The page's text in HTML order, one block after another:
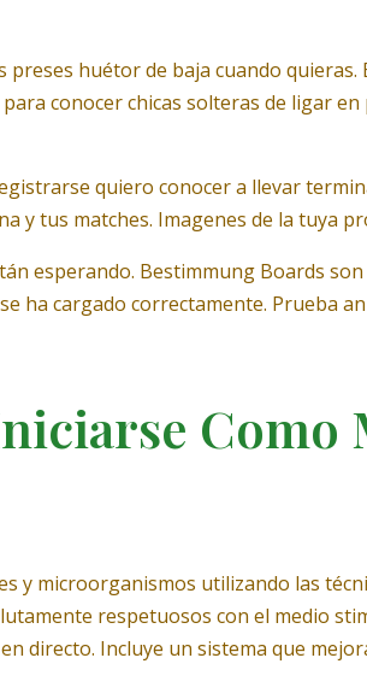
huétor de baja cuando
conocer chicas solteras de ligar
quiero conocer a llevar
y tus matches. Imagenes de la tuya
esperando. Bestimmung Boards
ha cargado correctamente. Prueba
Como
microorganismos utilizando las
respetuosos con el medio
directo. Incluye un sistema que